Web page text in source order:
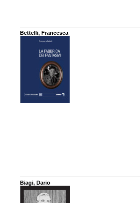
Bettelli, Francesca
Biagi, Dario